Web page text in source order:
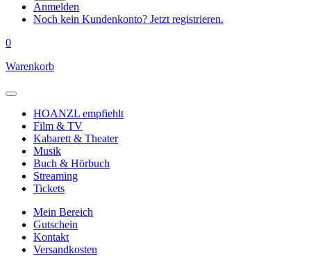
Anmelden
Noch kein Kundenkonto? Jetzt registrieren.
0
Warenkorb
HOANZL empfiehlt
Film & TV
Kabarett & Theater
Musik
Buch & Hörbuch
Streaming
Tickets
Mein Bereich
Gutschein
Kontakt
Versandkosten